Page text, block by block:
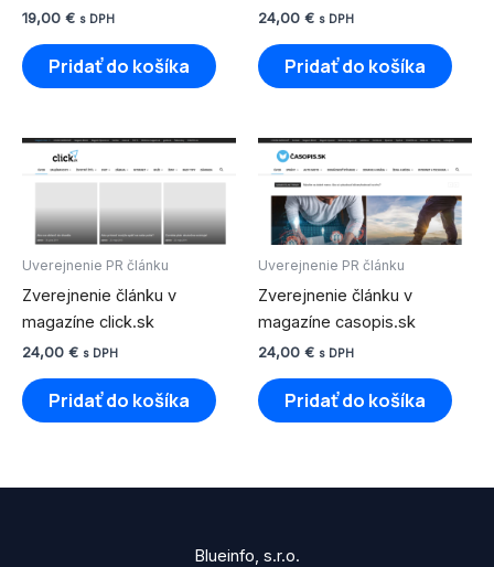
19,00 € s DPH
Pridať do košíka
24,00 € s DPH
Pridať do košíka
Uverejnenie PR článku
Zverejnenie článku v
magazíne click.sk
24,00 € s DPH
Pridať do košíka
Uverejnenie PR článku
Zverejnenie článku v
magazíne casopis.sk
24,00 € s DPH
Pridať do košíka
Blueinfo, s.r.o.